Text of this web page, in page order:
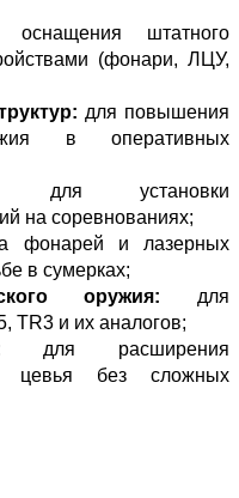
штатного
(фонари, ЛЦУ,
для повышения
в оперативных
для установки
на соревнованиях;
фонарей и лазерных
в сумерках;
оружия: для
TR3 и их аналогов;
для расширения
цевья без сложных